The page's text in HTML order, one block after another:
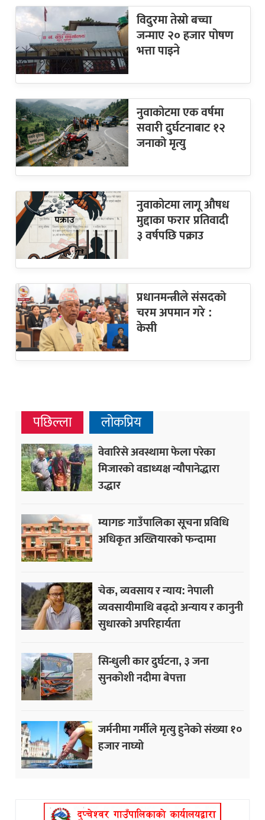
विदुरमा तेस्रो बच्चा
जन्माए २० हजार पोषण
भत्ता पाइने
नुवाकोटमा एक वर्षमा
सवारी दुर्घटनाबाट १२
जनाको मृत्यु
नुवाकोटमा लागू औषध
मुद्दाका फरार प्रतिवादी
३ वर्षपछि पक्राउ
प्रधानमन्त्रीले संसदको
चरम अपमान गरे :
केसी
पछिल्ला लोकप्रिय
वेवारिसे अवस्थामा फेला परेका
मिजारको वडाध्यक्ष न्यौपानेद्धारा
उद्धार
म्यागङ गाउँपालिका सूचना प्रविधि
अधिकृत अख्तियारको फन्दामा
चेक, व्यवसाय र न्याय: नेपाली
व्यवसायीमाथि बढ्दो अन्याय र कानुनी
सुधारको अपरिहार्यता
सिन्धुली कार दुर्घटना, ३ जना
सुनकोशी नदीमा बेपत्ता
जर्मनीमा गर्मीले मृत्यु हुनेको संख्या १०
हजार नाघ्यो